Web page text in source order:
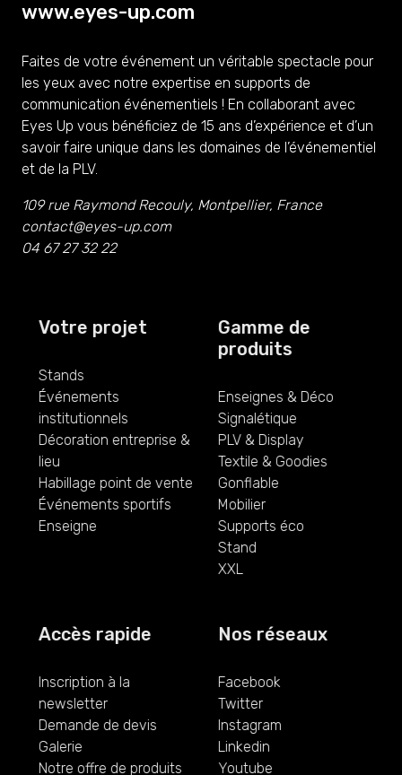
www.eyes-up.com
Faites de votre événement un véritable spectacle pour
les yeux avec notre expertise en supports de
communication événementiels ! En collaborant avec
Eyes Up vous bénéficiez de 15 ans d’expérience et d’un
savoir faire unique dans les domaines de l’événementiel
et de la PLV.
109 rue Raymond Recouly, Montpellier, France
contact@eyes-up.com
04 67 27 32 22
Votre projet
Stands
Événements
institutionnels
Décoration entreprise &
lieu
Habillage point de vente
Événements sportifs
Enseigne
Gamme de
produits
Enseignes & Déco
Signalétique
PLV & Display
Textile & Goodies
Gonflable
Mobilier
Supports éco
Stand
XXL
Accès rapide
Inscription à la
newsletter
Demande de devis
Galerie
Notre offre de produits
Nos réseaux
Facebook
Twitter
Instagram
Linkedin
Youtube